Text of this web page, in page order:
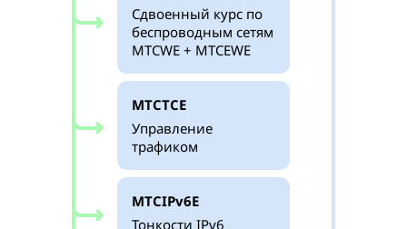
Сдвоенный курс по
беспроводным сетям
MTCWE + MTCEWE
MTCTCE
Управление
трафиком
MTCIPv6E
Тонкости IPv6